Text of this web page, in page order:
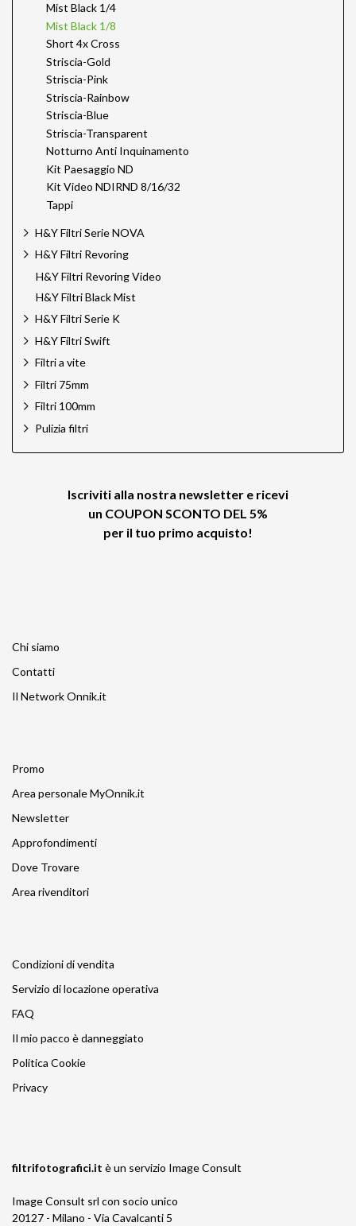
Mist Black 1/4
Mist Black 1/8
Short 4x Cross
Striscia-Gold
Striscia-Pink
Striscia-Rainbow
Striscia-Blue
Striscia-Transparent
Notturno Anti Inquinamento
Kit Paesaggio ND
Kit Video NDIRND 8/16/32
Tappi
H&Y Filtri Serie NOVA
H&Y Filtri Revoring
H&Y Filtri Revoring Video
H&Y Filtri Black Mist
H&Y Filtri Serie K
H&Y Filtri Swift
Filtri a vite
Filtri 75mm
Filtri 100mm
Pulizia filtri
Iscriviti alla nostra newsletter e ricevi
un COUPON SCONTO DEL 5%
per il tuo primo acquisto!
Chi siamo
Contatti
Il Network Onnik.it
Promo
Area personale MyOnnik.it
Newsletter
Approfondimenti
Dove Trovare
Area rivenditori
Condizioni di vendita
Servizio di locazione operativa
FAQ
Il mio pacco è danneggiato
Politica Cookie
Privacy
filtrifotografici.it è un servizio Image Consult
Image Consult srl con socio unico
20127 - Milano - Via Cavalcanti 5